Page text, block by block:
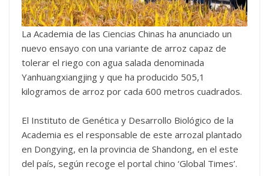
La Academia de las Ciencias Chinas ha anunciado un
nuevo ensayo con una variante de arroz capaz de
tolerar el riego con agua salada denominada
Yanhuangxiangjing y que ha producido 505,1
kilogramos de arroz por cada 600 metros cuadrados.
El Instituto de Genética y Desarrollo Biológico de la
Academia es el responsable de este arrozal plantado
en Dongying, en la provincia de Shandong, en el este
del país, según recoge el portal chino ‘Global Times’.